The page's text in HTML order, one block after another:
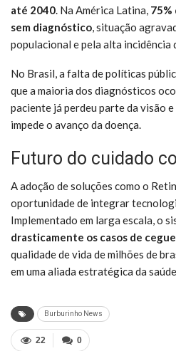
até 2040. Na América Latina, 75%
sem diagnóstico, situação
populacional e pela alta incidência
No Brasil, a falta de políticas
que a maioria dos diagnósticos
paciente já perdeu parte da visão
impede o avanço da doença.
Futuro do cuidado
A adoção de soluções como o
oportunidade de integrar
Implementado em larga escala, o
drasticamente os casos de
qualidade de vida de milhões de
em uma aliada estratégica da
Burburinho News
0
22